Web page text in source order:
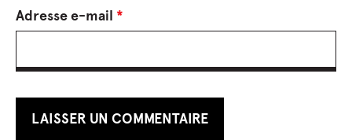
Adresse e-mail *